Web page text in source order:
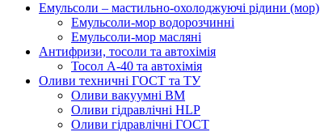
Емульсоли – мастильно-охолоджуючі рідини (мор)
Емульсоли-мор водорозчинні
Емульсоли-мор масляні
Антифризи, тосоли та автохімія
Тосол А-40 та автохімія
Оливи техничні ГОСТ та ТУ
Оливи вакуумні ВМ
Оливи гідравлічні HLP
Оливи гідравлічні ГОСТ